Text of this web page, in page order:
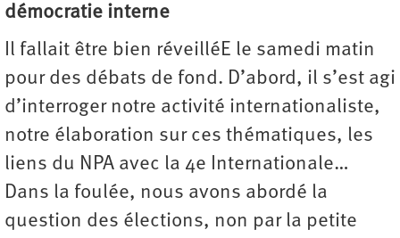
démocratie interne
Il fallait être bien réveilléE le samedi matin
pour des débats de fond. D’abord, il s’est agi
d’interroger notre activité internationaliste,
notre élaboration sur ces thématiques, les
liens du NPA avec la 4e Internationale…
Dans la foulée, nous avons abordé la
question des élections, non par la petite